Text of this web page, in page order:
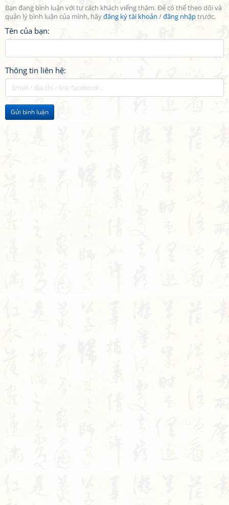
Bạn đang bình luận với tư cách khách viếng thăm. Để có thể theo dõi và
quản lý bình luận của mình, hãyđăng ký tài khoản /đăng nhậptrước.
Tên của bạn:
Thông tin liên hệ:
Gửi bình luận